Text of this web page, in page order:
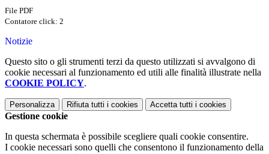
File PDF
Contatore click: 2
Notizie
Questo sito o gli strumenti terzi da questo utilizzati si avvalgono di
cookie necessari al funzionamento ed utili alle finalità illustrate nella
COOKIE POLICY.
Personalizza Rifiuta tutti i cookies Accetta tutti i cookies
Gestione cookie
In questa schermata è possibile scegliere quali cookie consentire.
I cookie necessari sono quelli che consentono il funzionamento della